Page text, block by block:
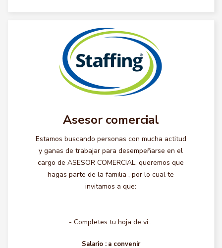
Asesor comercial
Estamos buscando personas con mucha actitud
y ganas de trabajar para desempeñarse en el
cargo de ASESOR COMERCIAL, queremos que
hagas parte de la familia , por lo cual te
invitamos a que:
- Completes tu hoja de vi...
Salario : a convenir